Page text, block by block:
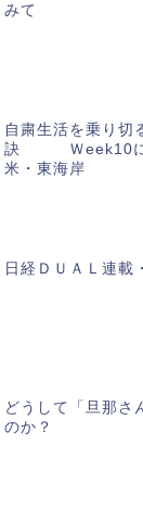
みて
自粛生活を乗り切
訣 Ｗeek10に
米・東海岸
日経ＤＵＡＬ連載
どうして「旦那さ
のか？